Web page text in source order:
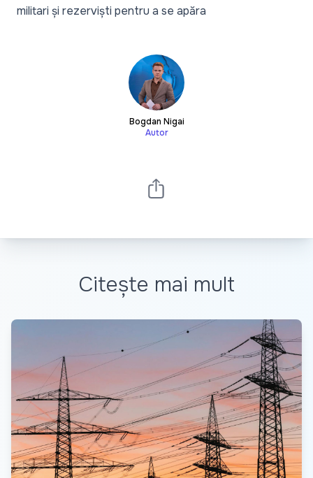
militari și rezerviști pentru a se apăra
Bogdan Nigai
Autor
Citește mai mult